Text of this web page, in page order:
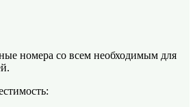
номера со всем необходимым для